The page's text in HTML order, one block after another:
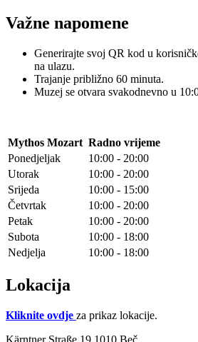
Važne napomene
Generirajte svoj QR kod u
na ulazu.
Trajanje približno 60 minuta.
Muzej se otvara svakodnevno u
Mythos Mozart Radno vrijeme
Ponedjeljak
10:00 - 20:00
Utorak
10:00 - 20:00
Srijeda
10:00 - 15:00
Četvrtak
10:00 - 20:00
Petak
10:00 - 20:00
Subota
10:00 - 18:00
Nedjelja
10:00 - 18:00
Lokacija
Kliknite ovdje za prikaz lokacije.
Kärntner Straße 19 1010 Beč